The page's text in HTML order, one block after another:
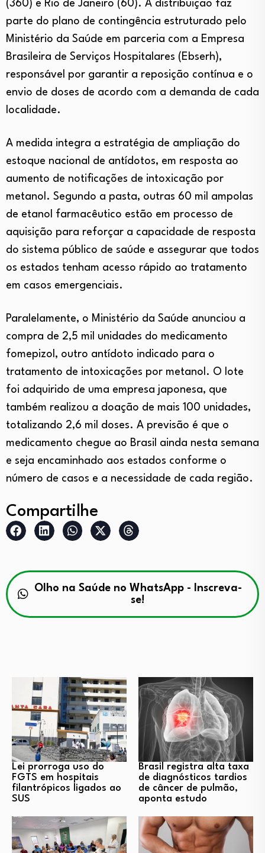
(360) e Rio de Janeiro (60). A distribuição faz
parte do plano de contingência estruturado pelo
Ministério da Saúde em parceria com a Empresa
Brasileira de Serviços Hospitalares (Ebserh),
responsável por garantir a reposição contínua e o
envio de doses de acordo com a demanda de cada
localidade.
A medida integra a estratégia de ampliação do
estoque nacional de antídotos, em resposta ao
aumento de notificações de intoxicação por
metanol. Segundo a pasta, outras 60 mil ampolas
de etanol farmacêutico estão em processo de
aquisição para reforçar a capacidade de resposta
do sistema público de saúde e assegurar que todos
os estados tenham acesso rápido ao tratamento
em casos emergenciais.
Paralelamente, o Ministério da Saúde anunciou a
compra de 2,5 mil unidades do medicamento
fomepizol, outro antídoto indicado para o
tratamento de intoxicações por metanol. O lote
foi adquirido de uma empresa japonesa, que
também realizou a doação de mais 100 unidades,
totalizando 2,6 mil doses. A previsão é que o
medicamento chegue ao Brasil ainda nesta semana
e seja encaminhado aos estados conforme o
número de casos e a necessidade de cada região.
Compartilhe
Olho na Saúde no WhatsApp - Inscreva-
se!
Lei prorroga uso do
FGTS em hospitais
filantrópicos ligados ao
SUS
Brasil registra alta taxa
de diagnósticos tardios
de câncer de pulmão,
aponta estudo